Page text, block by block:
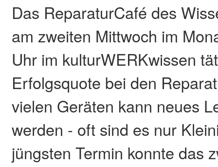
Das ReparaturCafé des
am zweiten Mittwoch im
Uhr im kulturWERKwissen
Erfolgsquote bei den
vielen Geräten kann neues
werden - oft sind es nur
jüngsten Termin konnte das